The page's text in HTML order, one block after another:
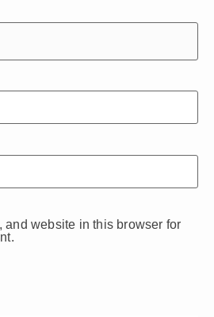
and website in this browser for